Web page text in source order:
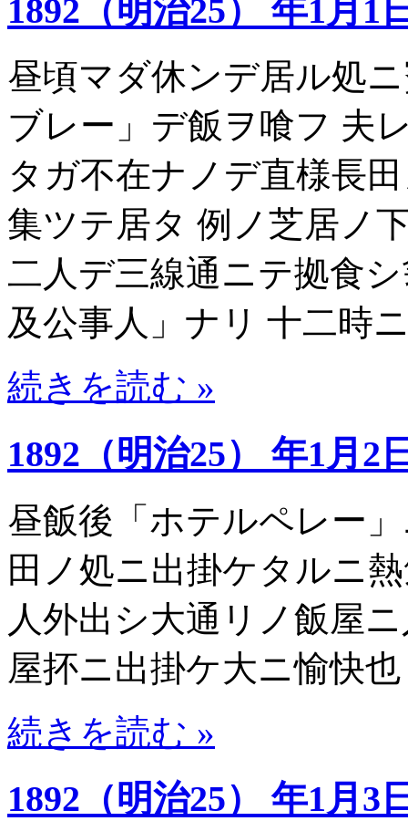
1892（明治25） 年1月1
昼頃マダ休ンデ居ル処
ブレー」デ飯ヲ喰フ 夫
タガ不在ナノデ直様長
集ツテ居タ 例ノ芝居ノ
二人デ三線通ニテ拠食
及公事人」ナリ 十二時
続きを読む »
1892（明治25） 年1月2
昼飯後「ホテルペレー
田ノ処ニ出掛ケタルニ
人外出シ大通リノ飯屋
屋抔ニ出掛ケ大ニ愉快也
続きを読む »
1892（明治25） 年1月3